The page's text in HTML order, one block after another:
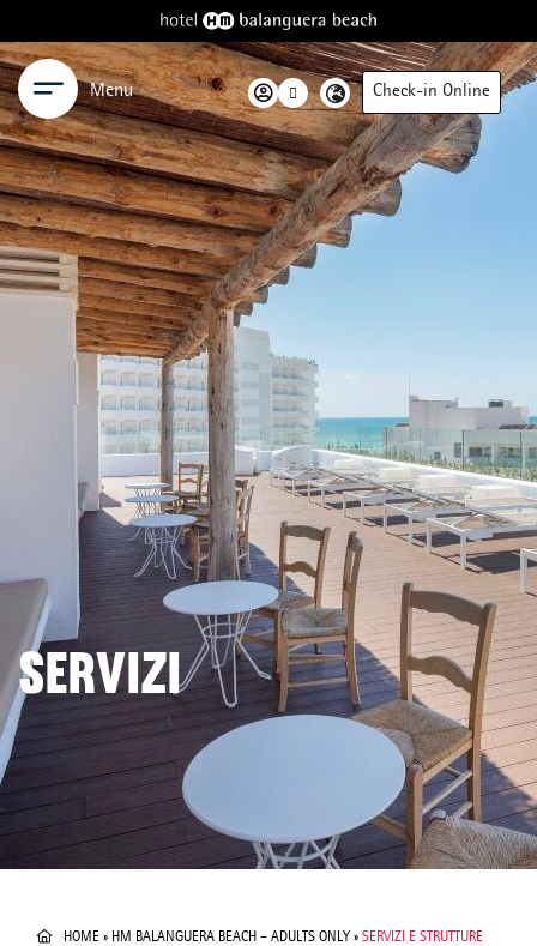
Menu Check-in Online
SERVIZI
HOME » HM BALANGUERA BEACH – ADULTS ONLY » SERVIZI E STRUTTURE